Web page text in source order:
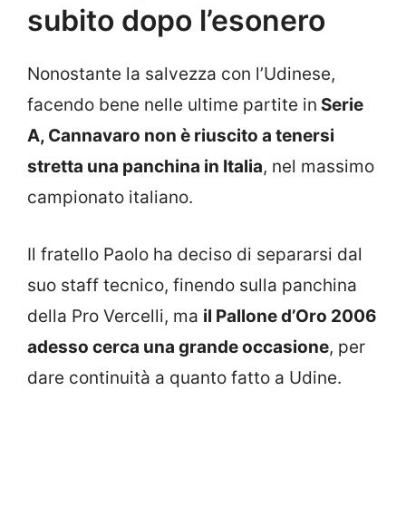
subito dopo l’esonero
Nonostante la salvezza con l’Udinese,
facendo bene nelle ultime partite in Serie
A, Cannavaro non è riuscito a tenersi
stretta una panchina in Italia, nel massimo
campionato italiano.
Il fratello Paolo ha deciso di separarsi dal
suo staff tecnico, finendo sulla panchina
della Pro Vercelli, ma il Pallone d’Oro 2006
adesso cerca una grande occasione, per
dare continuità a quanto fatto a Udine.